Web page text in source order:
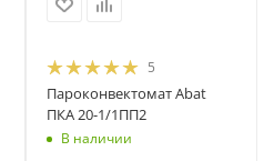
5
Пароконвектомат Abat
ПКА 20-1/1ПП2
В наличии